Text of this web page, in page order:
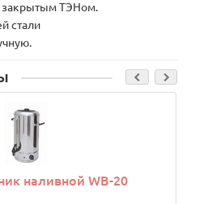
закрытым ТЭНом.
стали
наливной WB-20